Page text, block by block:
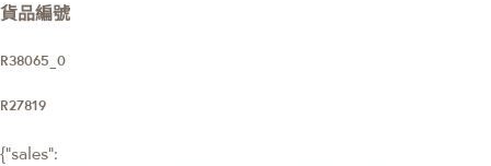
貨品編號
R38065_0
R27819
{"sales":